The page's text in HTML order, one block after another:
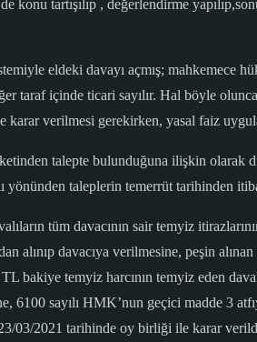
konu tartışılıp , değerlendirme
eldeki davayı açmış;
taraf içinde ticari sayılır. Hal böyle
verilmesi gerekirken, yasal faiz
talepte bulunduğuna ilişkin
yönünden taleplerin temerrüt tarihinden
tüm davacının sair temyiz
alınıp davacıya verilmesine, peşin
bakiye temyiz harcının temyiz eden
6100 sayılı HMK’nun geçici madde 3
03/2021 tarihinde oy birliği ile karar